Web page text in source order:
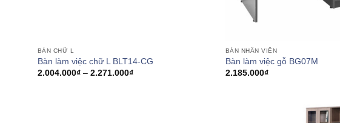
BÀN CHỮ L
Bàn làm việc chữ L BLT14-CG
2.004.000₫ – 2.271.000₫Khoảng
BÀN NHÂN VIÊN
Bàn làm việc gỗ BG07M
2.185.000₫